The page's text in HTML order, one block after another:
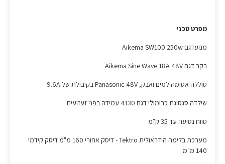
מפרט טכני
מנועדגם Aikema SW100 250w
בקר דגם Aikema Sine Wave 18A 48V
סוללה אטומה למים ואבק, Panasonic 48V בקיבולת של 9.6A
שילדה סגסוגת כרומולי דגם 4130 עמידה בפני זעזועים
טווח נסיעה עד 35 ק"מ
מערכת בלימה הידראולית Tektro - דיסק אחורי 160 מ"מ דיסק קידמי
140 מ"מ